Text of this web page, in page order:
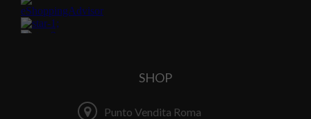
SHOP
Punto Vendita Roma